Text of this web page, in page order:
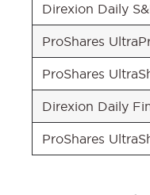
Direxion Daily
ProShares
ProShares
Direxion Daily
ProShares